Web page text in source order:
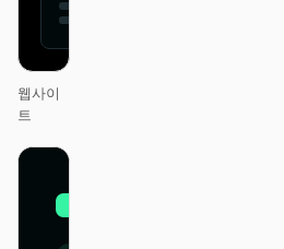
웹사이
트